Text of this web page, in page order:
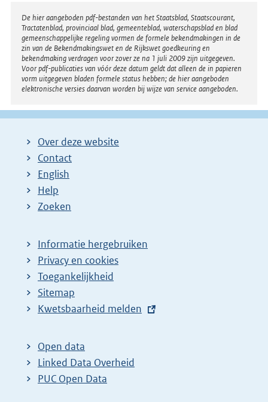
Disclaimer
De hier aangeboden pdf-bestanden van het Staatsblad, Staatscourant,
Tractatenblad, provinciaal blad, gemeenteblad, waterschapsblad en blad
gemeenschappelijke regeling vormen de formele bekendmakingen in de
zin van de Bekendmakingswet en de Rijkswet goedkeuring en
bekendmaking verdragen voor zover ze na 1 juli 2009 zijn uitgegeven.
Voor pdf-publicaties van vóór deze datum geldt dat alleen de in papieren
vorm uitgegeven bladen formele status hebben; de hier aangeboden
elektronische versies daarvan worden bij wijze van service aangeboden.
Over deze website
Contact
English
Help
Zoeken
Informatie hergebruiken
Privacy en cookies
Toegankelijkheid
Sitemap
E
t
e
r
Kwetsbaarheid melden
Open data
Linked Data Overheid
PUC Open Data